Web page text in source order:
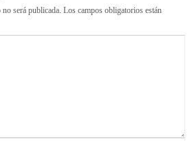
será publicada. Los campos obligatorios están